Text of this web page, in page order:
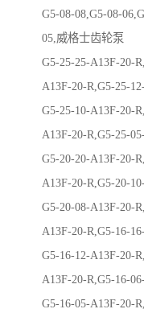
G5-08-08,G5-08-
05,威格士齿轮泵
G5-25-25-A13F-20-
A13F-20-R,G5-25-
G5-25-10-A13F-20-
A13F-20-R,G5-25-
G5-20-20-A13F-20-
A13F-20-R,G5-20-
G5-20-08-A13F-20-
A13F-20-R,G5-16-
G5-16-12-A13F-20-
A13F-20-R,G5-16-
G5-16-05-A13F-20-